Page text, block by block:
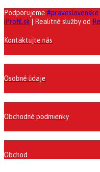
Podporujeme #praveslovenske
iProfil.sk | Realitné služby od
Kontaktujte nás
Osobné údaje
Obchodné podmienky
Obchod